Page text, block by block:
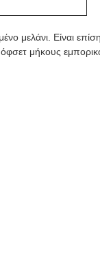
μελάνι. Είναι
μήκους